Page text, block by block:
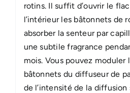
rotins. Il suffit d’ouvrir le
l’intérieur les bâtonnets de
absorber la senteur par
une subtile fragrance
mois. Vous pouvez moduler
bâtonnets du diffuseur de
de l’intensité de la diffusion